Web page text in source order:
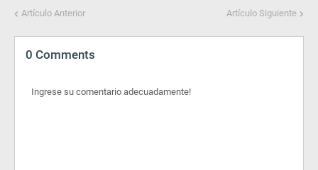
Artículo Anterior Artículo Siguiente
0 Comments
Ingrese su comentario adecuadamente!